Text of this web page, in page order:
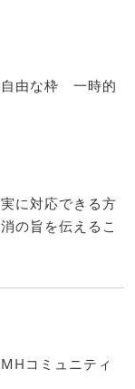
自由な枠 一時的
に対応できる方
の旨を伝えるこ
コミュニティ